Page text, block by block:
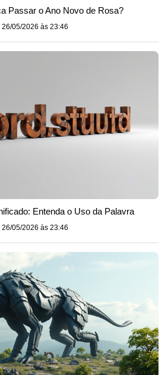
Passar o Ano Novo de Rosa?
26/05/2026 às 23:46
Entenda o Uso da Palavra
26/05/2026 às 23:46